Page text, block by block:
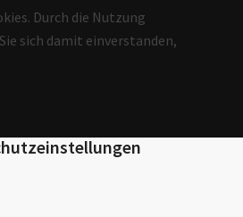
Durch die Nutzung
sich damit einverstanden,